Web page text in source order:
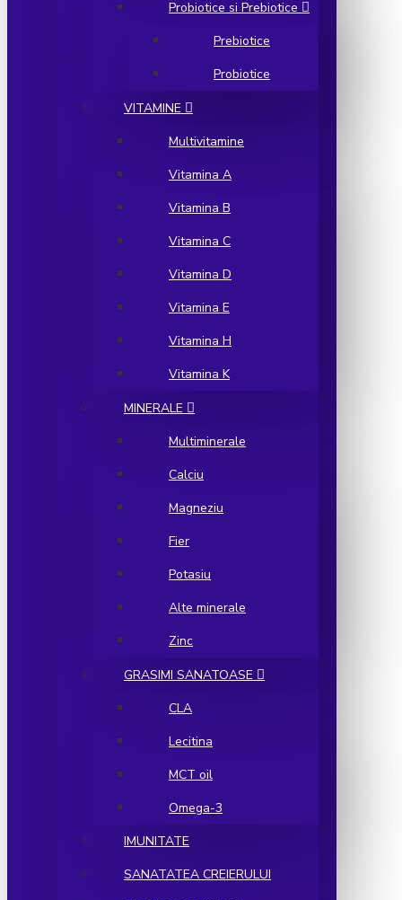
Probiotice si Prebiotice
Prebiotice
Probiotice
VITAMINE
Multivitamine
Vitamina A
Vitamina B
Vitamina C
Vitamina D
Vitamina E
Vitamina H
Vitamina K
MINERALE
Multiminerale
Calciu
Magneziu
Fier
Potasiu
Alte minerale
Zinc
GRASIMI SANATOASE
CLA
Lecitina
MCT oil
Omega-3
IMUNITATE
SANATATEA CREIERULUI